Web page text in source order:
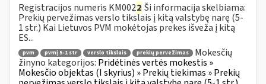
Registracijos numeris KM0022 Ši informacija skelbiama:
Prekių pervežimas verslo tikslais į kitą valstybę narę (5-
1 str.) Kai Lietuvos PVM mokėtojas prekes išveža į kitą
ES...
pvm pvmį 5-1 str verslo tikslais prekių pervežimas
Mokesčių
žinyno kategorijos: Pridėtinės vertės mokestis »
Mokesčio objektas (I skyrius) » Prekių tiekimas » Prekių